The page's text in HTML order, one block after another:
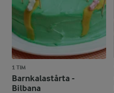
1 TIM
Barnkalastårta -
Bilbana